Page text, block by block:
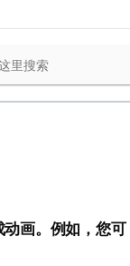
画。例如，您可